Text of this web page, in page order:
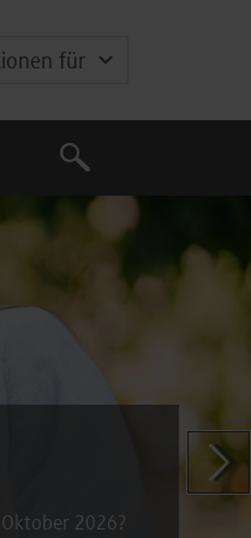
für
Suche
Suche
2026?
Zeige